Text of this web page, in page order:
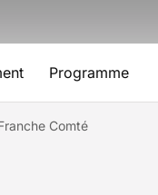
Programme
Comté